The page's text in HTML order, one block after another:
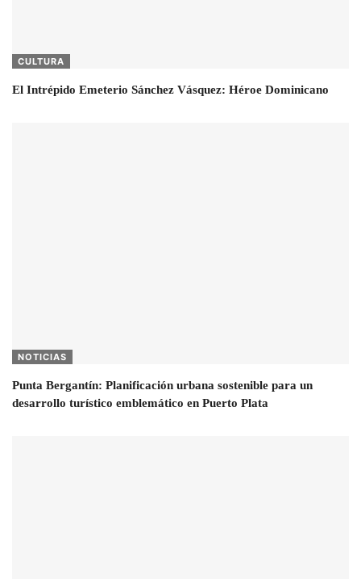
CULTURA
El Intrépido Emeterio Sánchez Vásquez: Héroe Dominicano
NOTICIAS
Punta Bergantín: Planificación urbana sostenible para un
desarrollo turístico emblemático en Puerto Plata